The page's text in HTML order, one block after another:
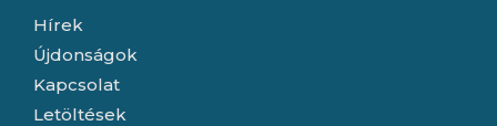
Hírek
Újdonságok
Kapcsolat
Letöltések